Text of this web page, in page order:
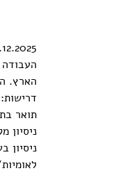
18.12.2025 למשרד כהן-וינד ושות אדריכלות ותכנון
העבודה
הארץ.
דרישות:
תואר
ניסיון מקצועי של 3
ניסיון